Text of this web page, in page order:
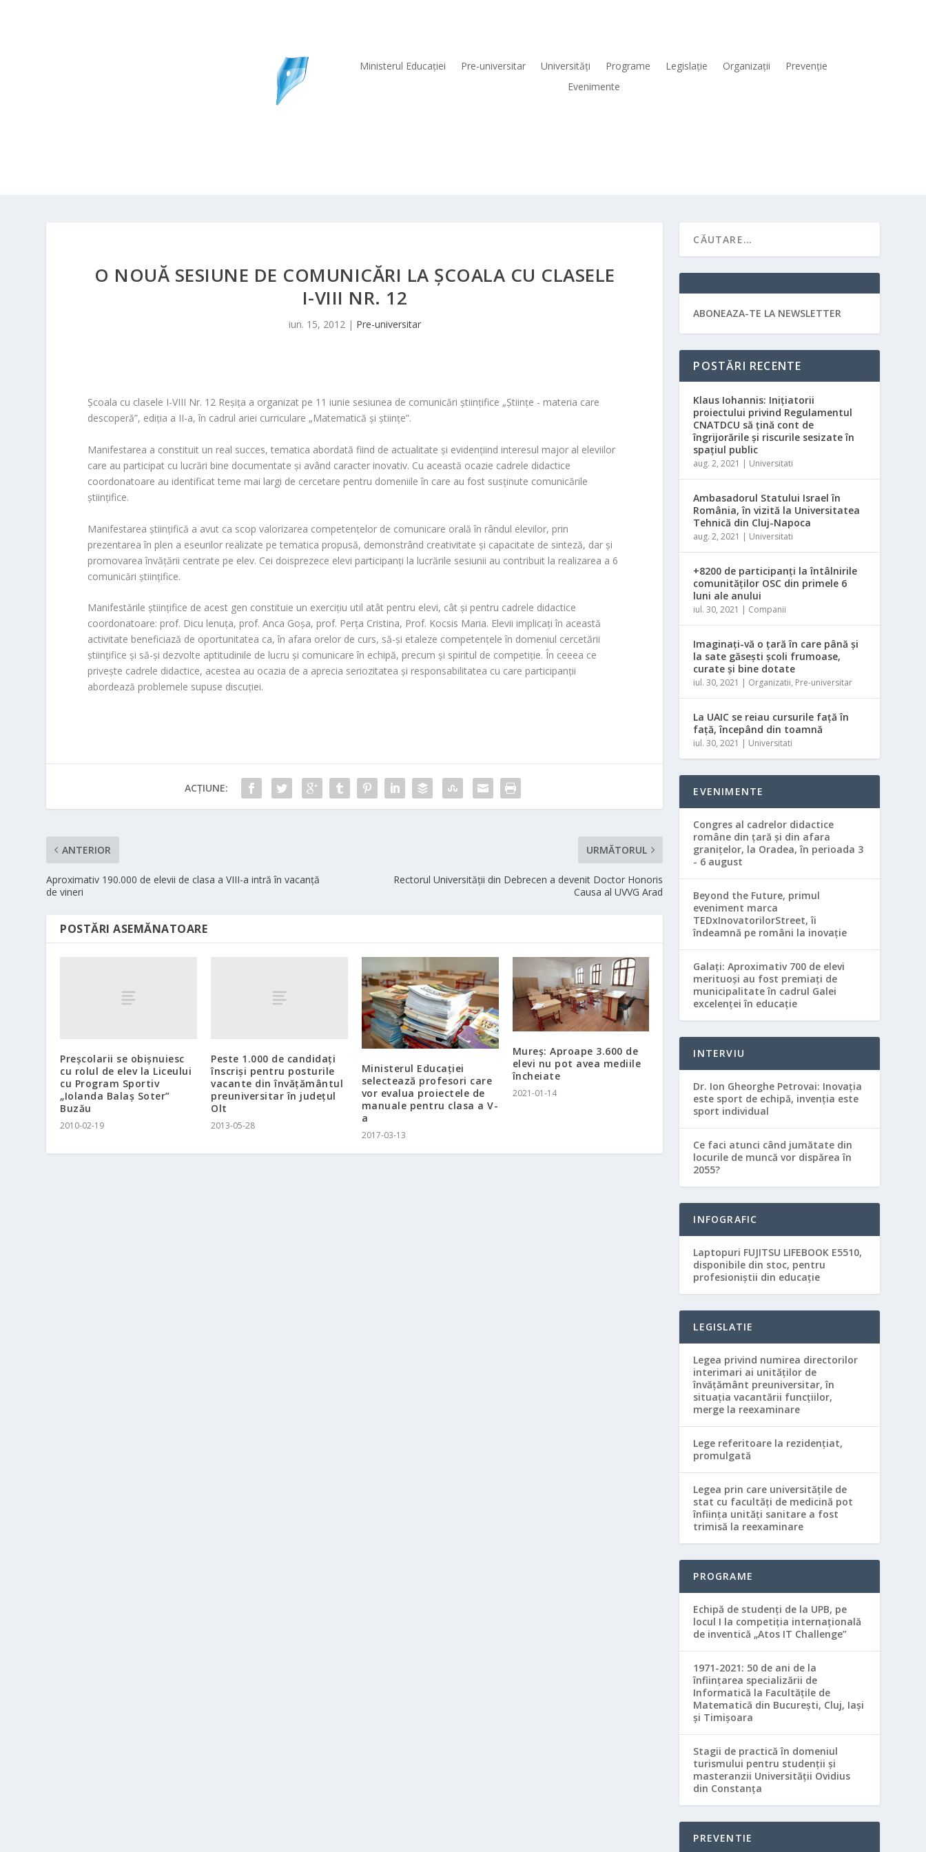
Ministerul Educaţiei Pre-universitar Universităţi Programe Legislaţie Organizaţii
Prevenţie
Evenimente
O NOUĂ SESIUNE DE COMUNICĂRI LA ŞCOALA CU CLASELE
I-VIII NR. 12
iun. 15, 2012 | Pre-universitar
Şcoala cu clasele I-VIII Nr. 12 Reşiţa a organizat pe 11 iunie sesiunea de comunicări ştiinţifice „Ştiinţe - materia care
descoperă”, ediţia a II-a, în cadrul ariei curriculare „Matematică şi ştiinţe”.
Manifestarea a constituit un real succes, tematica abordată fiind de actualitate şi evidenţiind interesul major al eleviilor
care au participat cu lucrări bine documentate şi având caracter inovativ. Cu această ocazie cadrele didactice
coordonatoare au identificat teme mai largi de cercetare pentru domeniile în care au fost susţinute comunicările
ştiinţifice.
Manifestarea ştiinţifică a avut ca scop valorizarea competenţelor de comunicare orală în rândul elevilor, prin
prezentarea în plen a eseurilor realizate pe tematica propusă, demonstrând creativitate şi capacitate de sinteză, dar şi
promovarea învăţării centrate pe elev. Cei doisprezece elevi participanţi la lucrările sesiunii au contribuit la realizarea a 6
comunicări ştiinţifice.
Manifestările ştiinţifice de acest gen constituie un exerciţiu util atât pentru elevi, cât şi pentru cadrele didactice
coordonatoare: prof. Dicu lenuţa, prof. Anca Goşa, prof. Perţa Cristina, Prof. Kocsis Maria. Elevii implicaţi în această
activitate beneficiază de oportunitatea ca, în afara orelor de curs, să-şi etaleze competenţele în domeniul cercetării
ştiinţifice şi să-şi dezvolte aptitudinile de lucru şi comunicare în echipă, precum şi spiritul de competiţie. În ceeea ce
priveşte cadrele didactice, acestea au ocazia de a aprecia seriozitatea şi responsabilitatea cu care participanţii
abordează problemele supuse discuţiei.
ACȚIUNE:
ANTERIOR
Aproximativ 190.000 de elevii de clasa a VIII-a intră în vacanţă
de vineri
URMĂTORUL
Rectorul Universităţii din Debrecen a devenit Doctor Honoris
Causa al UVVG Arad
POSTĂRI ASEMĂNATOARE
Preşcolarii se obişnuiesc
cu rolul de elev la Liceului
cu Program Sportiv
„Iolanda Balaş Soter”
Buzău
2010-02-19
Peste 1.000 de candidaţi
înscrişi pentru posturile
vacante din învăţământul
preuniversitar în județul
Olt
2013-05-28
Ministerul Educaţiei
selectează profesori care
vor evalua proiectele de
manuale pentru clasa a V-
a
2017-03-13
Mureş: Aproape 3.600 de
elevi nu pot avea mediile
încheiate
2021-01-14
ABONEAZA-TE LA NEWSLETTER
POSTĂRI RECENTE
Klaus Iohannis: Iniţiatorii
proiectului privind Regulamentul
CNATDCU să ţină cont de
îngrijorările şi riscurile sesizate în
spaţiul public
aug. 2, 2021 | Universitati
Ambasadorul Statului Israel în
România, în vizită la Universitatea
Tehnică din Cluj-Napoca
aug. 2, 2021 | Universitati
+8200 de participanți la întâlnirile
comunităților OSC din primele 6
luni ale anului
iul. 30, 2021 | Companii
Imaginați-vă o ţară în care până și
la sate găsești şcoli frumoase,
curate și bine dotate
iul. 30, 2021 | Organizatii, Pre-universitar
La UAIC se reiau cursurile faţă în
faţă, începând din toamnă
iul. 30, 2021 | Universitati
EVENIMENTE
Congres al cadrelor didactice
române din ţară şi din afara
graniţelor, la Oradea, în perioada 3
- 6 august
Beyond the Future, primul
eveniment marca
TEDxInovatorilorStreet, îi
îndeamnă pe români la inovație
Galaţi: Aproximativ 700 de elevi
merituoşi au fost premiaţi de
municipalitate în cadrul Galei
excelenţei în educaţie
INTERVIU
Dr. Ion Gheorghe Petrovai: Inovația
este sport de echipă, invenția este
sport individual
Ce faci atunci când jumătate din
locurile de muncă vor dispărea în
2055?
INFOGRAFIC
Laptopuri FUJITSU LIFEBOOK E5510,
disponibile din stoc, pentru
profesioniștii din educație
LEGISLATIE
Legea privind numirea directorilor
interimari ai unităţilor de
învăţământ preuniversitar, în
situaţia vacantării funcţiilor,
merge la reexaminare
Lege referitoare la rezidenţiat,
promulgată
Legea prin care universităţile de
stat cu facultăţi de medicină pot
înfiinţa unităţi sanitare a fost
trimisă la reexaminare
PROGRAME
Echipă de studenţi de la UPB, pe
locul I la competiţia internaţională
de inventică „Atos IT Challenge”
1971-2021: 50 de ani de la
înființarea specializării de
Informatică la Facultățile de
Matematică din București, Cluj, Iași
și Timișoara
Stagii de practică în domeniul
turismului pentru studenții și
masteranzii Universității Ovidius
din Constanța
PREVENTIE